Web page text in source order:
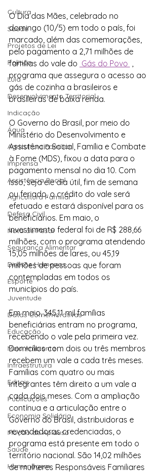
Cultura
Saúde
Projetos de Lei
Política
Lula
Desenvolvimento Territorial
Indicação
Água
Agricultura Familiar
Imprensa
Assistência Social
Agricultura Familiar
Defesa Civil
Nota de Pesar
Segurança Alimentar
Direitos Humanos
Esporte
Juventude
Datas Comemorativas
Educação
Meio Ambiente
Infraestrutura
Editais
Publicações
Economia Solidária
Moção de Aplauso
Saúde
Homenagem
O Dia das Mães, celebrado no
domingo (10/5) em todo o país, foi
marcado, além das comemorações,
pelo pagamento a 2,71 milhões de
famílias do vale do Gás do Povo ,
programa que assegura o acesso ao
gás de cozinha a brasileiros e
brasileiras de baixa renda.
O Governo do Brasil, por meio do
Ministério do Desenvolvimento e
Assistência Social, Família e Combate
à Fome (MDS), fixou a data para o
pagamento mensal no dia 10. Com
isso, seja ele dia útil, fim de semana
ou feriado, o crédito do vale será
efetuado e estará disponível para os
beneficiários. Em maio, o
investimento federal foi de R$ 288,66
milhões, com o programa atendendo
15,05 milhões de lares, ou 45,19
milhões de pessoas que foram
contempladas em todos os
municípios do país.
Em maio, 345,11 mil famílias
beneficiárias entram no programa,
recebendo o vale pela primeira vez.
Domicílios com dois ou três membros
recebem um vale a cada três meses.
Famílias com quatro ou mais
integrantes têm direito a um vale a
cada dois meses. Com a ampliação
contínua e a articulação entre o
Governo do Brasil, distribuidoras e
revendedoras credenciadas, o
programa está presente em todo o
território nacional. São 14,02 milhões
de mulheres Responsáveis Familiares